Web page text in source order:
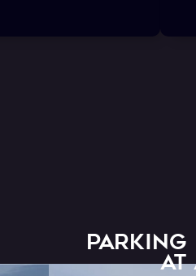
PARKING